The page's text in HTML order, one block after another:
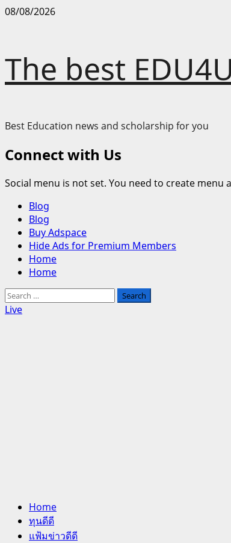
Skip
08/08/2026
The best EDU4U
Best Education news and scholarship for you
Connect with Us
Social menu is not set. You need to create menu
Primary
Menu
Blog
Blog
Buy Adspace
Hide Ads for Premium Members
Home
Home
Search
for:
Live
Home
ทุนดีดี
แฟ้มข่าวดีดี